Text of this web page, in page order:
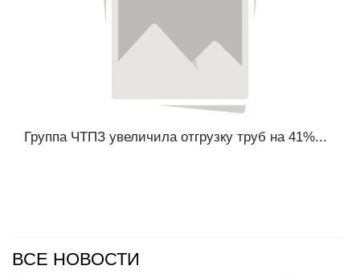
Группа ЧТПЗ увеличила отгрузку труб на 41%...
ВСЕ НОВОСТИ